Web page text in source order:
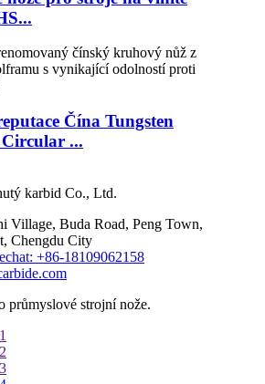
Čína Tungsten
...
karbid Co., Ltd.
Village, Buda Road, Peng Town,
Chengdu City
+86-18109062158
průmyslové strojní nože.